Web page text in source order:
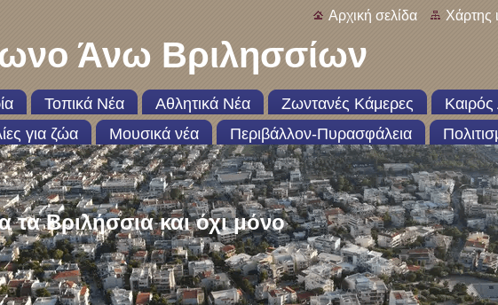
Αρχική σελίδα Χάρτης
Άνω Βριλησσίων
Τοπικά Νέα Αθλητικά Νέα Ζωντανές Κάμερες
Καιρός
για ζώα
Μουσικά νέα Περιβάλλον-Πυρασφάλεια
τα Βριλήσσια και όχι μόνο